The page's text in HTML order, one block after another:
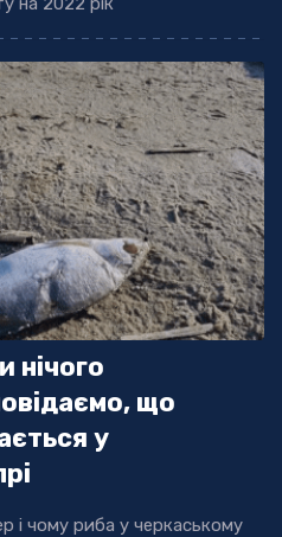
нічого
що
у
і чому риба у черкаському